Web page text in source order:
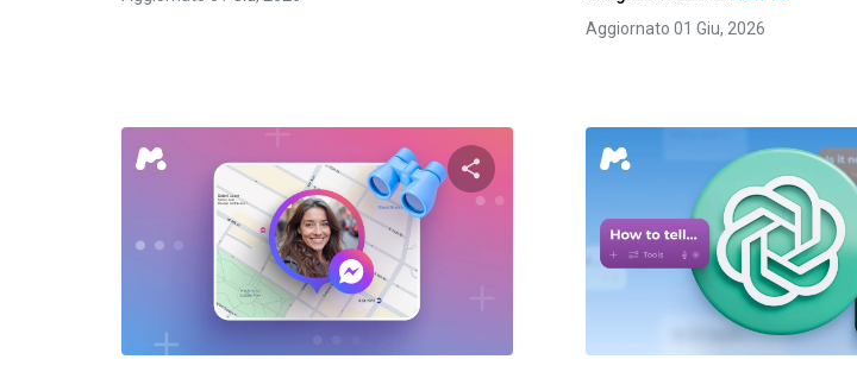
Aggiornato 01 Giu, 2026
Condividi questo articolo